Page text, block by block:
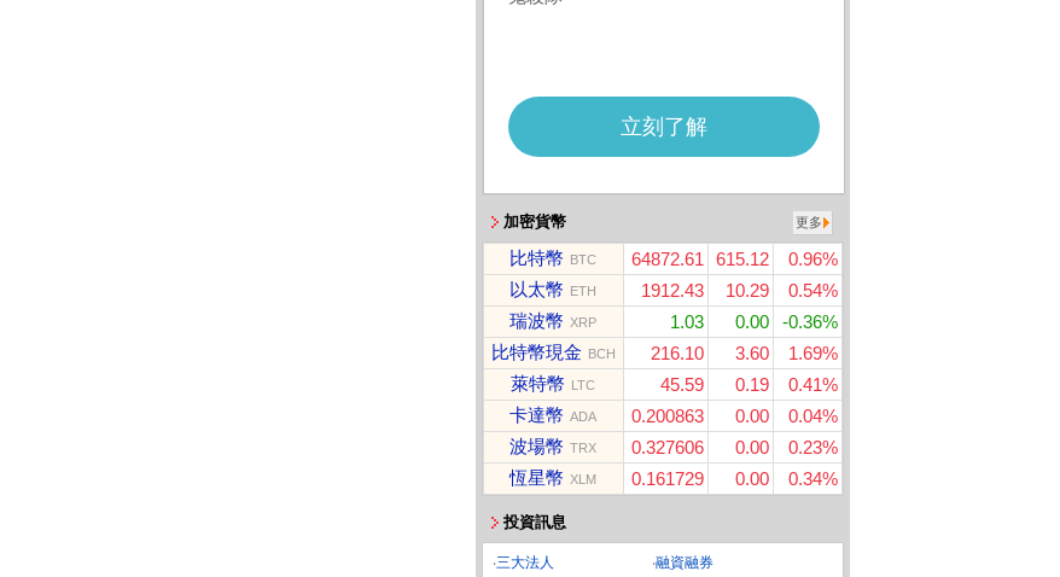
更多
加密貨幣
比特幣 BTC 64872.61 615.12
0.96%
以太幣 ETH 1912.43 10.29
0.54%
瑞波幣 XRP 1.03 0.00
-0.36%
比特幣現金 BCH 216.10 3.60
1.69%
萊特幣 LTC 45.59 0.19
0.41%
卡達幣 ADA 0.200863 0.00
0.04%
波場幣 TRX 0.327606 0.00
0.23%
恆星幣 XLM 0.161729 0.00 0.34%
投資訊息
‧三大法人 ‧融資融券